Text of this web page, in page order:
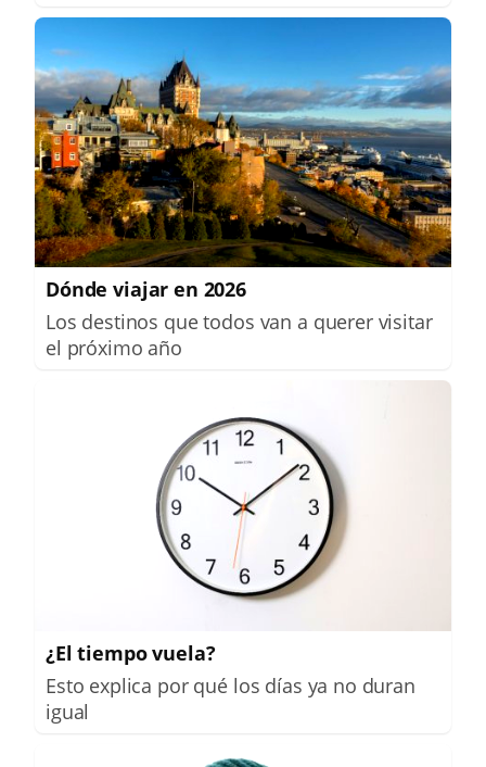
Dónde viajar en 2026
Los destinos que todos van a querer visitar
el próximo año
¿El tiempo vuela?
Esto explica por qué los días ya no duran
igual